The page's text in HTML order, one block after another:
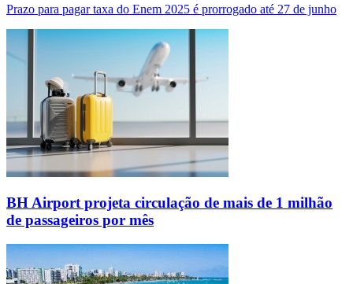
Prazo para pagar taxa do Enem 2025 é prorrogado até 27 de junho
BH Airport projeta circulação de mais de 1 milhão
de passageiros por mês